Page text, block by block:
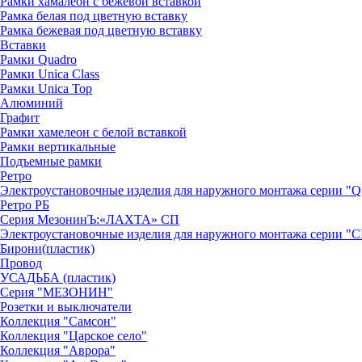
Рамка белая под цветную вставку
Рамка бежевая под цветную вставку
Вставки
Рамки Quadro
Рамки Unica Class
Рамки Unica Top
Алюминий
Графит
Рамки хамелеон с белой вставкой
Рамки вертикальные
Подъемные рамки
Ретро
Электроустановочные изделия для наружного монтажа серии
Ретро РБ
Серия МезонинЪ:«ЛАХТА» СП
Электроустановочные изделия для наружного монтажа серии
Бирони(пластик)
Провод
УСАДЬБА (пластик)
Серия "МЕЗОНИН"
Розетки и выключатели
Коллекция "Самсон"
Коллекция "Царское село"
Коллекция "Аврора"